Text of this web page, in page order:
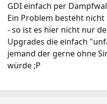
GDI einfach per
Ein Problem besteht
- so ist es hier nicht nur
Upgrades die einfach
jemand der gerne ohne
würde ;P